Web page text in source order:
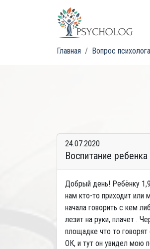
Главная Вопрос
24.07.2020
Воспитание ребенка
Добрый день! Ребёнку
нам кто-то приходит или
начала говорить с кем
лезит на руки, плачет .
площадке что то
ОК, и тут он увидел мою